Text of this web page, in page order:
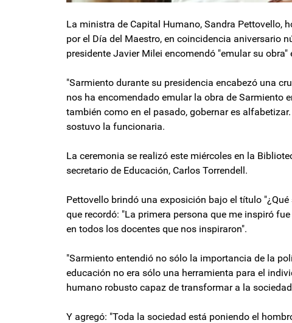
La ministra de Capital Humano, Sandra Pettovello,
por el Día del Maestro, en coincidencia aniversario
presidente Javier Milei encomendó "emular su
"Sarmiento durante su presidencia encabezó una
nos ha encomendado emular la obra de Sarmiento
también como en el pasado, gobernar es
sostuvo la funcionaria.
La ceremonia se realizó este miércoles en la
secretario de Educación, Carlos Torrendell.
Pettovello brindó una exposición bajo el título
que recordó: "La primera persona que me inspiró
en todos los docentes que nos inspiraron".
"Sarmiento entendió no sólo la importancia de la
educación no era sólo una herramienta para el
humano robusto capaz de transformar a la
Y agregó: "Toda la sociedad está poniendo el